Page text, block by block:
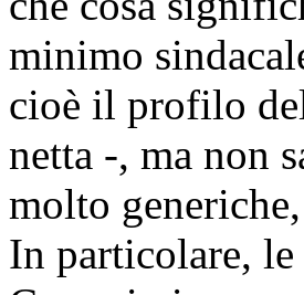
minimo
cioè il profilo
netta -, ma non
molto
In particolare, le